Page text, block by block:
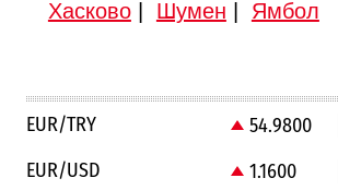
Хасково| Шумен Ямбол
EUR/TRY 54.9800
EUR/USD
1.1600